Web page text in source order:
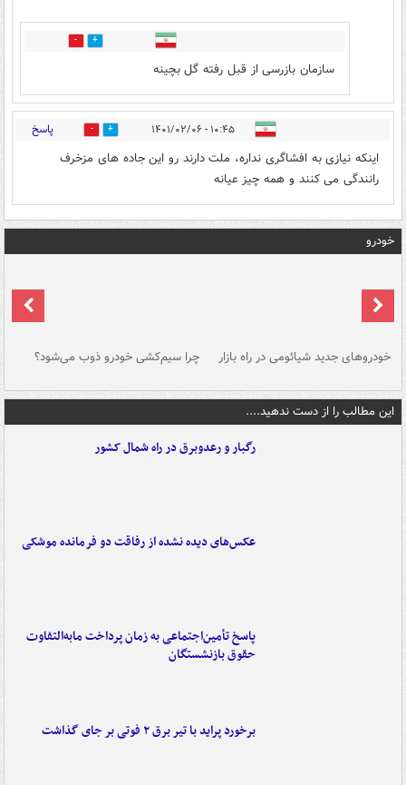
0
سازمان بازرسی از قبل رفته گل بچینه
۱۰:۴۵ - ۱۴۰۱/۰۲/۰۶ 5 پاسخ
اینکه نیازی به افشاگری نداره، ملت دارند رو این جاده های مزخرف
رانندگی می کنند و همه چیز عیانه
خودرو
خودروهای جدید شیائومی در راه بازار چرا سیم‌کشی خودرو ذوب می‌شود؟
این مطالب را از دست ندهید....
رگبار و رعدوبرق در راه شمال کشور
عکس‌های دیده نشده از رفاقت دو فرمانده‌ موشکی
پاسخ تأمین‌اجتماعی به زمان پرداخت مابه‌التفاوت
حقوق بازنشستگان
برخورد پراید با تیر برق ۲ فوتی بر جای گذاشت